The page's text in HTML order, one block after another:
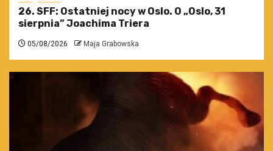
26. SFF: Ostatniej nocy w Oslo. O „Oslo, 31
sierpnia” Joachima Triera
05/08/2026 Maja Grabowska